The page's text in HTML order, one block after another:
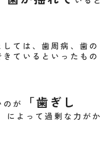
ては、歯周病、歯の
ているといったもの
のが 「歯ぎし
によって過剰な力がか